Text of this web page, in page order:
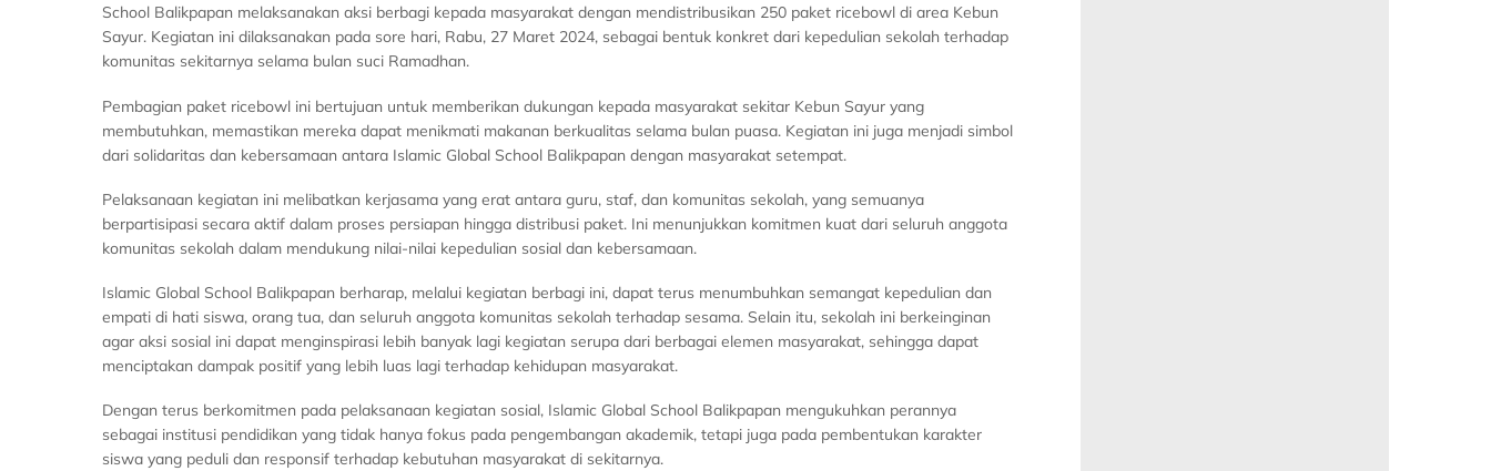
School Balikpapan melaksanakan aksi berbagi kepada masyarakat dengan mendistribusikan 250 paket ricebowl di area Kebun
Sayur. Kegiatan ini dilaksanakan pada sore hari, Rabu, 27 Maret 2024, sebagai bentuk konkret dari kepedulian sekolah terhadap
komunitas sekitarnya selama bulan suci Ramadhan.
Pembagian paket ricebowl ini bertujuan untuk memberikan dukungan kepada masyarakat sekitar Kebun Sayur yang
membutuhkan, memastikan mereka dapat menikmati makanan berkualitas selama bulan puasa. Kegiatan ini juga menjadi simbol
dari solidaritas dan kebersamaan antara Islamic Global School Balikpapan dengan masyarakat setempat.
Pelaksanaan kegiatan ini melibatkan kerjasama yang erat antara guru, staf, dan komunitas sekolah, yang semuanya
berpartisipasi secara aktif dalam proses persiapan hingga distribusi paket. Ini menunjukkan komitmen kuat dari seluruh anggota
komunitas sekolah dalam mendukung nilai-nilai kepedulian sosial dan kebersamaan.
Islamic Global School Balikpapan berharap, melalui kegiatan berbagi ini, dapat terus menumbuhkan semangat kepedulian dan
empati di hati siswa, orang tua, dan seluruh anggota komunitas sekolah terhadap sesama. Selain itu, sekolah ini berkeinginan
agar aksi sosial ini dapat menginspirasi lebih banyak lagi kegiatan serupa dari berbagai elemen masyarakat, sehingga dapat
menciptakan dampak positif yang lebih luas lagi terhadap kehidupan masyarakat.
Dengan terus berkomitmen pada pelaksanaan kegiatan sosial, Islamic Global School Balikpapan mengukuhkan perannya
sebagai institusi pendidikan yang tidak hanya fokus pada pengembangan akademik, tetapi juga pada pembentukan karakter
siswa yang peduli dan responsif terhadap kebutuhan masyarakat di sekitarnya.